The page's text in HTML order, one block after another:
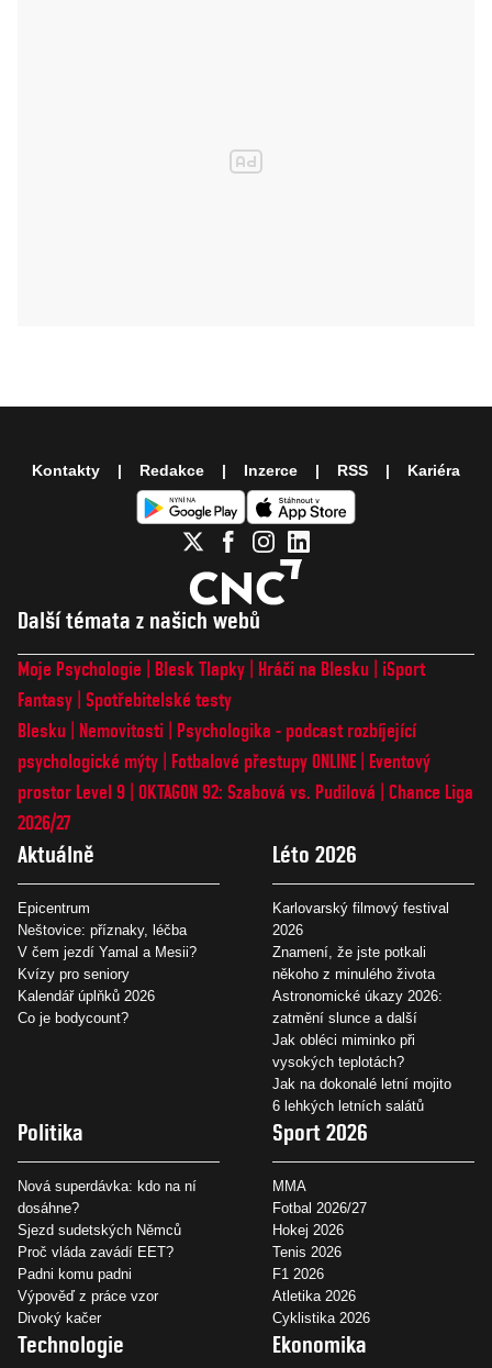
Další témata z našich webů
Moje Psychologie Blesk Tlapky Hráči na Blesku
iSport
Fantasy Spotřebitelské testy
Blesku
Nemovitosti
Psychologika - podcast rozbíjející
psychologické mýty
Fotbalové přestupy ONLINE
Eventový
prostor Level 9 OKTAGON 92: Szabová vs. Pudilová
Chance Liga
2026/27
Aktuálně
Epicentrum
Neštovice: příznaky, léčba
V čem jezdí Yamal a Mesii?
Kvízy pro seniory
Kalendář úplňků 2026
Co je bodycount?
Léto 2026
Karlovarský filmový festival
2026
Znamení, že jste potkali
někoho z minulého života
Astronomické úkazy 2026:
zatmění slunce a další
Jak obléci miminko při
vysokých teplotách?
Jak na dokonalé letní mojito
6 lehkých letních salátů
Politika
Nová superdávka: kdo na ní
dosáhne?
Sjezd sudetských Němců
Proč vláda zavádí EET?
Padni komu padni
Výpověď z práce vzor
Divoký kačer
Sport 2026
MMA
Fotbal 2026/27
Hokej 2026
Tenis 2026
F1 2026
Atletika 2026
Cyklistika 2026
Technologie Ekonomika
Kontakty Redakce Inzerce RSS Kariéra